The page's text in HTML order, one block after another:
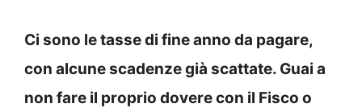
Ci sono le tasse di fine anno da pagare,
con alcune scadenze già scattate. Guai a
non fare il proprio dovere con il Fisco o